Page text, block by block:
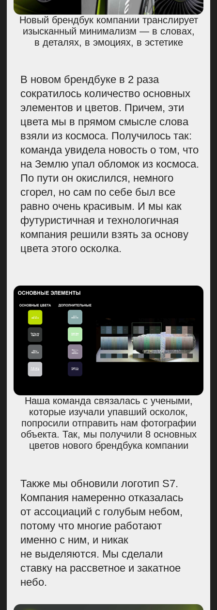
дела. Поэтому мы отвечаем
за себя, как и за своих пассажиров
и относимся к гостям борта, также,
как и к себе.
БЫТЬ
ПРОФЕССИОНАЛОМ —
СЛОЖНО. НО S7 —
ПРОФЕССИОНАЛ
ПОЭТОМУ
МЫ ОТВЕЧАЕМ
ЗА СЕБЯ, КАК
И ЗА СВОИХ
ПАССАЖИРОВ.
И ОТНОШЕНИЕ У НАС
К ГОСТЯМ БОРТА,
ТАКОЕ ЖЕ, КАК
И К СЕБЕ.
Слоган для новой рекламной
с видеороликами, я, как творческий
человек, искала вдохновение
на разных площадках, в том числе
и в кино. Так, после просмотра
фильма «Пророк», настолько
впечатлилась, что поняла: хочу
работать именно с режиссером этой
в киноиндустрии, я была
продюсером, поэтому по фильму
«Пророк» поняла, что во-первых его
снимал молодой режиссер, а во-
вторых, что у него в портфолио
точно есть рекламные ролики.
Я оказалась права: Феликс Умаров
по сотрудничеству, он согласился
не сразу, но мне удалось его
уговорить, и мы начали работу.
Запустили
видеопродакшен
Для создания имиджевых